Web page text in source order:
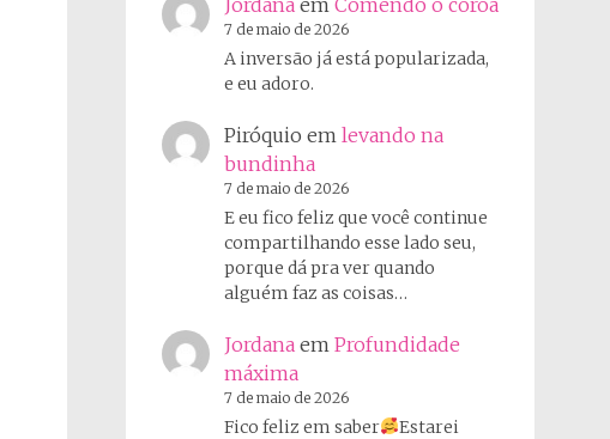
Jordanaem Comendo o coroa
7 de maio de 2026
A inversão já está popularizada,
e eu adoro.
Piróquio em levando na
bundinha
7 de maio de 2026
E eu fico feliz que você continue
compartilhando esse lado seu,
porque dá pra ver quando
alguém faz as coisas…
Jordanaem Profundidade
máxima
7 de maio de 2026
Fico feliz em saber
Estarei